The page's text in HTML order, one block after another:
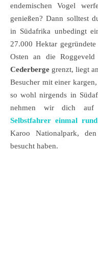
endemischen Vogel
genießen? Dann solltest
in Südafrika unbedingt
27.000 Hektar
Osten an die
Cederberge grenzt, liegt
Besucher mit einer
so wohl nirgends in
nehmen wir dich auf
Selbstfahrer einmal
Karoo Nationalpark,
besucht haben.